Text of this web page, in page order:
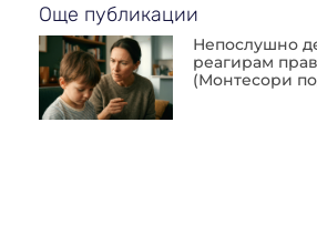
Още публикации
Непослушно
реагирам
(Монтесори